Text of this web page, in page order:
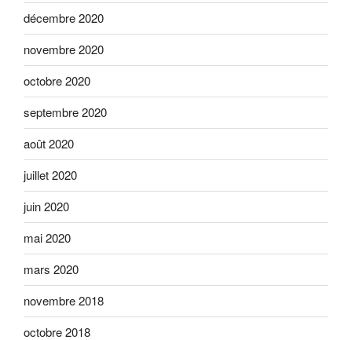
décembre 2020
novembre 2020
octobre 2020
septembre 2020
août 2020
juillet 2020
juin 2020
mai 2020
mars 2020
novembre 2018
octobre 2018